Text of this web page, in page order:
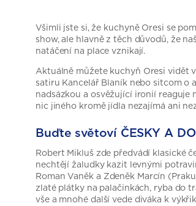
Všimli jste si, že kuchyně Oresi se
show, ale hlavně z těch důvodů, že
natáčení na place vznikají.
Aktuálně můžete kuchyň Oresi vidět
satiru Kancelář Blaník nebo sitcom o
nadsázkou a osvěžující ironií reaguje
nic jiného kromě jídla nezajímá ani
Buďte světoví ČESKY A
Robert Mikluš zde předvádí klasické
nechtějí žaludky kazit levnými
Roman Vaněk a Zdeněk Marcín
zlaté plátky na palačinkách, ryba do
vše a mnohé další vede diváka k